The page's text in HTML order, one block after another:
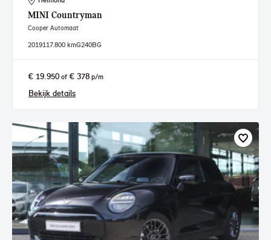
MINI Countryman
Cooper Automaat
2019117.800 kmG240BG
€ 19.950 of € 378 p/m
Bekijk details